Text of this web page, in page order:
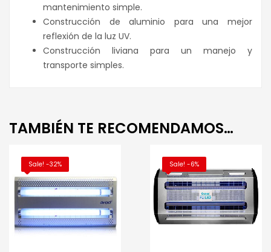
mantenimiento simple.
Construcción de aluminio para una mejor
reflexión de la luz UV.
Construcción liviana para un manejo y
transporte simples.
TAMBIÉN TE RECOMENDAMOS…
Sale! -32% Sale! -6%